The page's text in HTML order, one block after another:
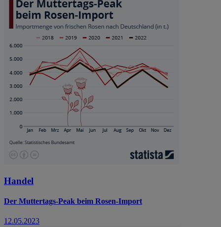
Handel
Der Muttertags-Peak beim Rosen-Import
12.05.2023